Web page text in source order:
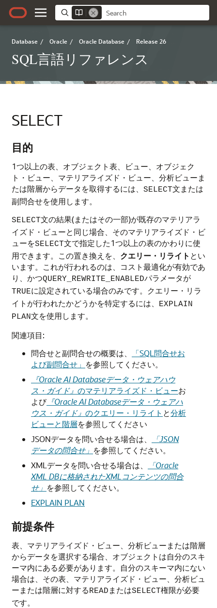
Database / Oracle / Oracle Database / Release 26
SQL言語リファレンス
SELECT
目的
1つ以上の表、オブジェクト表、ビュー、オブジェク
ト・ビュー、マテリアライズド・ビュー、分析ビューま
たは階層からデータを取得するには、 SELECT文または
副問合せを使用します。
SELECT文の結果(またはその一部)が既存のマテリアラ
イズド・ビューと同じ場合、そのマテリアライズド・ビ
ューをSELECT文で指定した1つ以上の表のかわりに使
用できます。この置き換えを、 クエリー・リライト とい
います。これが行われるのは、コスト最適化が有効であ
り、かつQUERY_REWRITE_ENABLEDパラメータが
TRUEに設定されている場合のみです。クエリー・リラ
イトが行われたかどうかを特定するには、
EXPLAIN
PLAN文を使用します。
関連項目:
問合せと副問合せの概要は、
「SQL問合せお
よび副問合せ」 を参照してください。
『Oracle AI Databaseデータ・ウェアハウ
ス・ガイド』 のマテリアライズド・ビューお
よび『Oracle AI Databaseデータ・ウェアハ
ウス・ガイド』 のクエリー・リライト と分析
ビューと階層を参照してください
JSONデータを問い合せる場合は、
「JSON
データの問合せ」 を参照してください。
XMLデータを問い合せる場合は、
「Oracle
XML DBに格納されたXMLコンテンツの問合
せ」 を参照してください。
EXPLAIN PLAN
前提条件
表、マテリアライズド・ビュー、分析ビューまたは階層
からデータを選択する場合、オブジェクトは自分のスキ
ーマ内にある必要があります。自分のスキーマ内にない
場合は、その表、マテリアライズド・ビュー、分析ビュ
ーまたは階層に対するREAD またはSELECT権限が必要
です。